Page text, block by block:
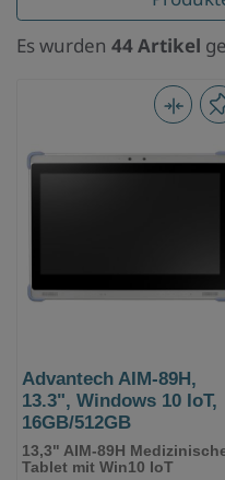
Es wurden 44 Artikel
Advantech AIM-89H,
13.3", Windows 10 IoT,
16GB/512GB
13,3" AIM-89H
Tablet mit Win10 IoT